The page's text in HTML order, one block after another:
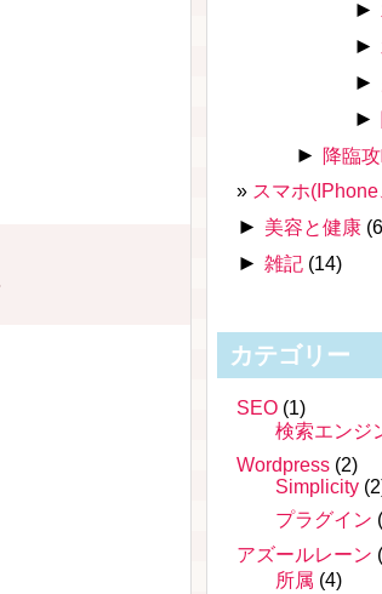
►
►
►
►
► 降臨
スマホ
► 美容と健康
► 雑記 (14)
カテゴリー
SEO (1)
検索エンジ
Wordpress (2)
Simplicity
プラグイン
アズールレーン
所属 (4)